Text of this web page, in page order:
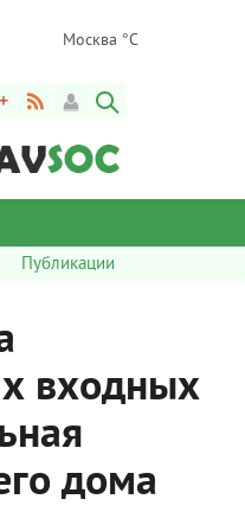
Москва °C
Публикации
входных
дома